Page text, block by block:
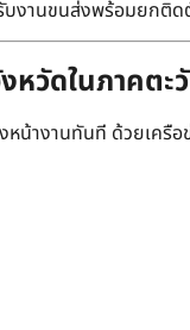
บงานขนส่งพร้อมยกติด
วัดในภาคตะ
งหน้างานทันที ด้วยเค